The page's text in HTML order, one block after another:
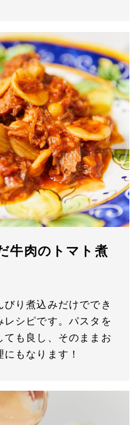
牛肉のトマト煮
り煮込みだけででき
レシピです。パスタを
ても良し、そのままお
もなります！